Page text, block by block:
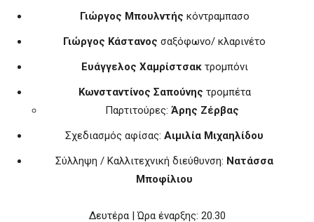
Γιώργος Μπουλντής κόντραμπασο
Γιώργος Κάστανος σαξόφωνο/ κλαρινέτο
Ευάγγελος Χαμρίστσακτρομπόνι
Κωνσταντίνος Σαπούνης τρομπέτα
Παρτιτούρες: Άρης Ζέρβας
Σχεδιασμός αφίσας: Αιμιλία Μιχαηλίδου
Σύλληψη / Καλλιτεχνική διεύθυνση: Νατάσσα
Μποφίλιου
Δευτέρα | Ώρα έναρξης: 20.30